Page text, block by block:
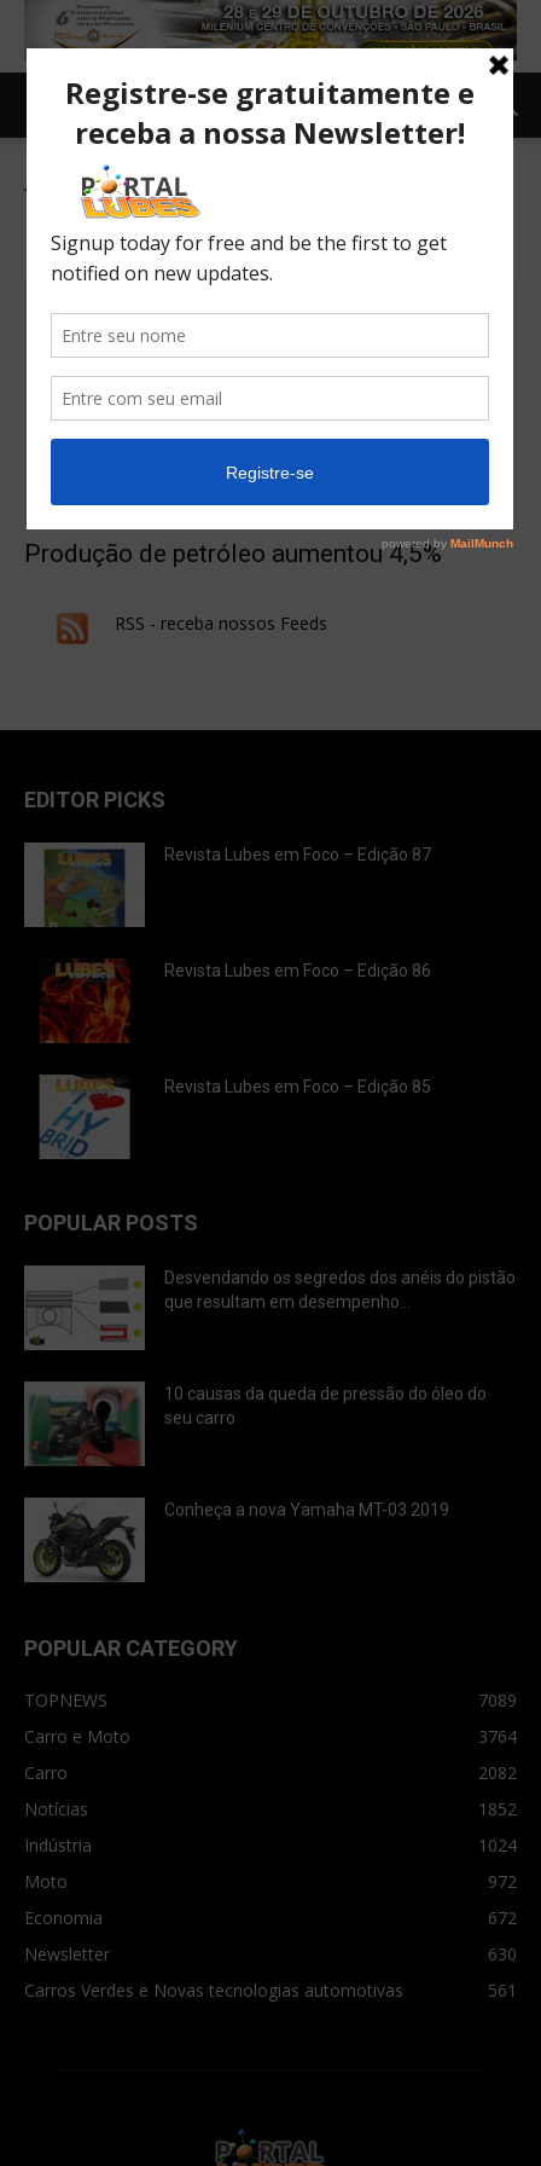
Tag: aumento da produção de
petróleo
Produção de petróleo aumentou 4,5%
RSS - receba nossos Feeds
EDITOR PICKS
Revista Lubes em Foco – Edição 87
Revista Lubes em Foco – Edição 86
Revista Lubes em Foco – Edição 85
POPULAR POSTS
Desvendando os segredos dos anéis do pistão
que resultam em desempenho...
10 causas da queda de pressão do óleo do
seu carro
Conheça a nova Yamaha MT-03 2019
POPULAR CATEGORY
TOPNEWS
7089
Carro e Moto
3764
Carro
2082
Notícias
1852
Indústria
1024
Moto
972
Economia
672
Newsletter
630
Carros Verdes e Novas tecnologias automotivas
561